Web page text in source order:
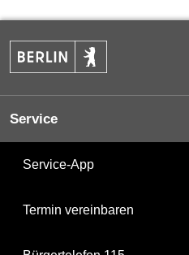
Service
Service-App
Termin vereinbaren